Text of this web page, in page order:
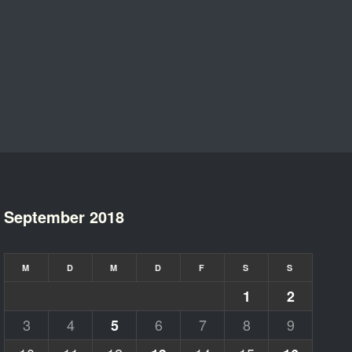
September 2018
M D M D F S S
1
2
3
4 5 6 7 8
9